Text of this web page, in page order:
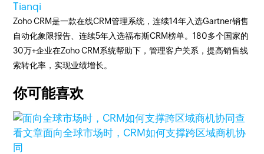
Tianqi
Zoho CRM是一款在线CRM管理系统，连续14年入选Gartner销售
自动化象限报告、连续5年入选福布斯CRM榜单。180多个国家的
30万+企业在Zoho CRM系统帮助下，管理客户关系，提高销售线
索转化率，实现业绩增长。
你可能喜欢
查
看文章面向全球市场时，CRM如何支撑跨区域商机协
同